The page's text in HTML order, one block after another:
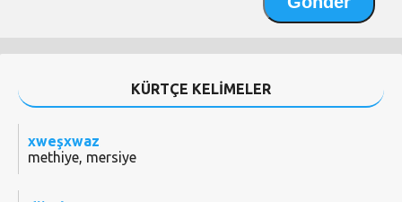
KÜRTÇE KELİMELER
xweşxwaz
methiye, mersiye